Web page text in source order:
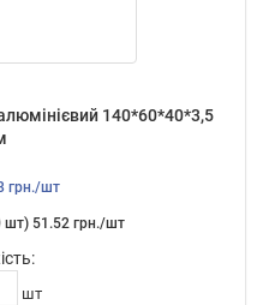
140*60*40*3,5
грн./шт
шт) 51.52 грн./шт
шт